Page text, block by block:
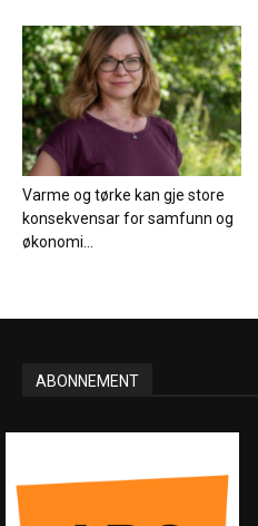
Varme og tørke kan gje store
konsekvensar for samfunn og
økonomi...
ABONNEMENT